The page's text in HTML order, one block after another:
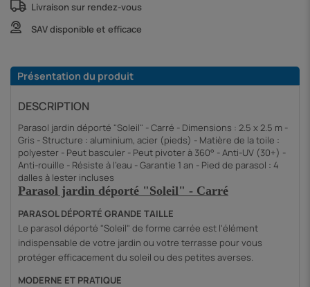
Livraison sur rendez-vous
SAV disponible et efficace
Présentation du produit
DESCRIPTION
Parasol jardin déporté "Soleil" - Carré - Dimensions : 2.5 x 2.5 m -
Gris - Structure : aluminium, acier (pieds) - Matière de la toile :
polyester - Peut basculer - Peut pivoter à 360° - Anti-UV (30+) -
Anti-rouille - Résiste à l'eau - Garantie 1 an - Pied de parasol : 4
dalles à lester incluses
Parasol jardin déporté "Soleil" - Carré
PARASOL DÉPORTÉ GRANDE TAILLE
Le parasol déporté "Soleil" de forme carrée est l'élément
indispensable de votre jardin ou votre terrasse pour vous
protéger efficacement du soleil ou des petites averses.
MODERNE ET PRATIQUE